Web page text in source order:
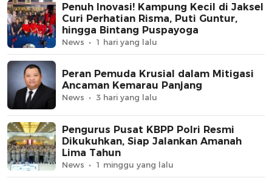
Penuh Inovasi! Kampung Kecil di Jaksel
Curi Perhatian Risma, Puti Guntur,
hingga Bintang Puspayoga
News 1 hari yang lalu
Peran Pemuda Krusial dalam Mitigasi
Ancaman Kemarau Panjang
News 3 hari yang lalu
Pengurus Pusat KBPP Polri Resmi
Dikukuhkan, Siap Jalankan Amanah
Lima Tahun
News 1 minggu yang lalu